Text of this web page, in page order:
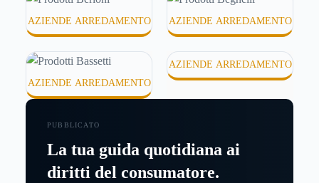
AZIENDE ARREDAMENTO AZIENDE ARREDAMENTO
AZIENDE ARREDAMENTO
AZIENDE ARREDAMENTO
PUBBLICATO
La tua guida quotidiana ai
diritti del consumatore.